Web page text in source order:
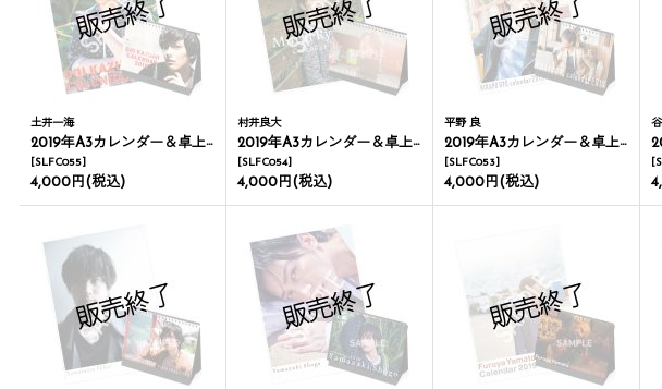
土井一海
2019年A3カレンダー＆卓上カレンダー
[SLFC055]
4,000円 (税込)
村井良大
2019年A3カレンダー＆卓上カレンダー
[SLFC054]
4,000円 (税込)
平野 良
2019年A3カレンダー＆卓上カレンダー
[SLFC053]
4,000円 (税込)
[